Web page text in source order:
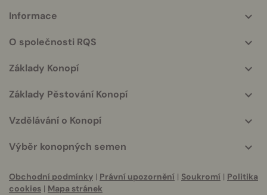
info
Informace
O společnosti RQS
Základy Konopí
Základy Pěstování Konopí
Vzdělávání o Konopí
Výběr konopných semen
Obchodní podmínky | Právní upozornění | Soukromí | Politika
cookies | Mapa stránek